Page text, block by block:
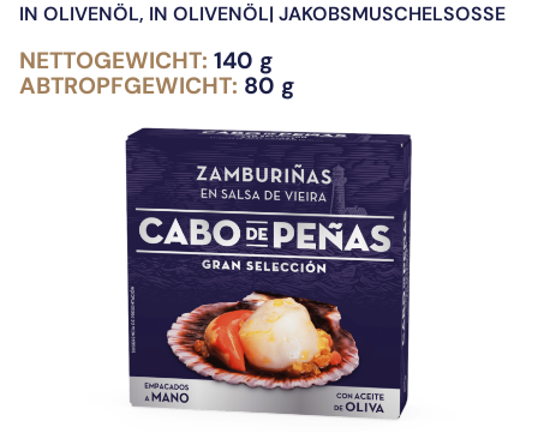
IN OLIVENÖL, IN OLIVENÖL| JAKOBSMUSCHELSOSSE
NETTOGEWICHT: 140 g
ABTROPFGEWICHT: 80 g